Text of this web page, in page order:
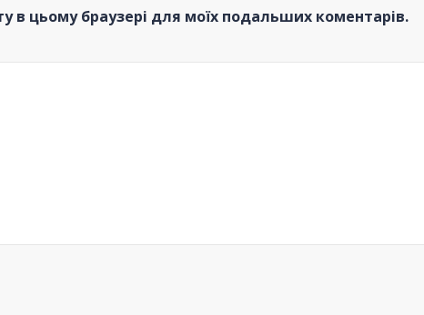
в цьому браузері для моїх подальших коментарів.